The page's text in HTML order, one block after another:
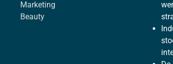
Marketing
Beauty